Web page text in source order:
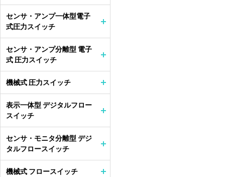
センサ・アンプ一体型電子
式圧力スイッチ
センサ・アンプ分離型 電子
式 圧力スイッチ
機械式 圧力スイッチ
表示一体型 デジタルフロー
スイッチ
センサ・モニタ分離型 デジ
タルフロースイッチ
機械式 フロースイッチ